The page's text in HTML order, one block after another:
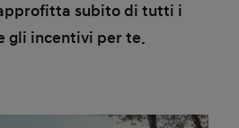
subito di tutti i
gli incentivi per te.